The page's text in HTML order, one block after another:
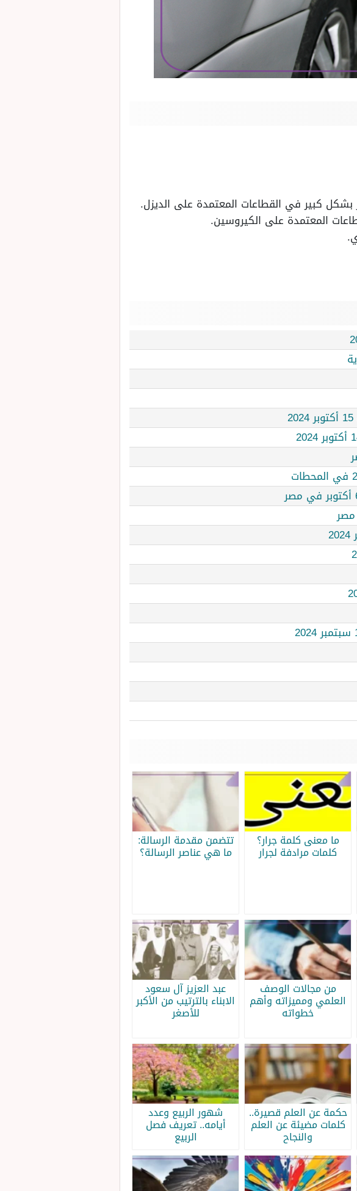
ما معنى كلمة جرار؟
كلمات مرادفة لجرار
تتضمن مقدمة الرسالة:
ما هي عناصر الرسالة؟
من مجالات الوصف
العلمي ومميزاته وأهم
خطواته
عبد العزيز آل سعود
الابناء بالترتيب من الأكبر
للأصغر
حكمة عن العلم قصيرة..
كلمات مضيئة عن العلم
والنجاح
شهور الربيع وعدد
أيامه.. تعريف فصل
الربيع